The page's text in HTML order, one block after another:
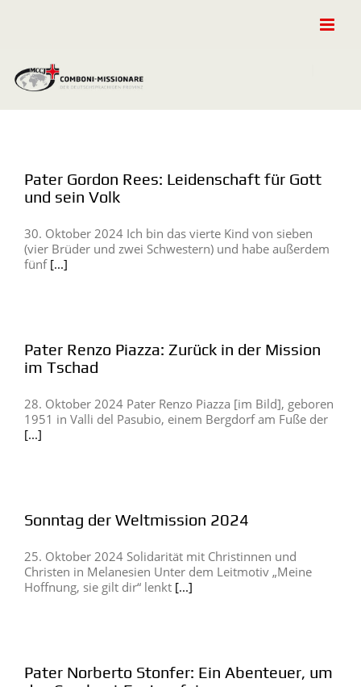
Pater Gordon Rees: Leidenschaft für Gott
und sein Volk
30. Oktober 2024 Ich bin das vierte Kind von sieben
(vier Brüder und zwei Schwestern) und habe außerdem
fünf [...]
Pater Renzo Piazza: Zurück in der Mission
im Tschad
28. Oktober 2024 Pater Renzo Piazza [im Bild], geboren
1951 in Valli del Pasubio, einem Bergdorf am Fuße der
[...]
Sonntag der Weltmission 2024
25. Oktober 2024 Solidarität mit Christinnen und
Christen in Melanesien Unter dem Leitmotiv „Meine
Hoffnung, sie gilt dir“ lenkt [...]
Pater Norberto Stonfer: Ein Abenteuer, um